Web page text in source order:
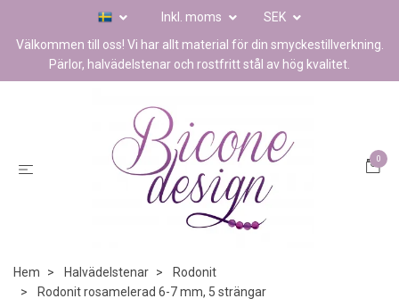
Inkl. moms
SEK
Välkommen till oss! Vi har allt material för din smyckestillverkning.
Pärlor, halvädelstenar och rostfritt stål av hög kvalitet.
0
Hem Halvädelstenar
Rodonit
Rodonit rosamelerad 6-7 mm, 5 strängar